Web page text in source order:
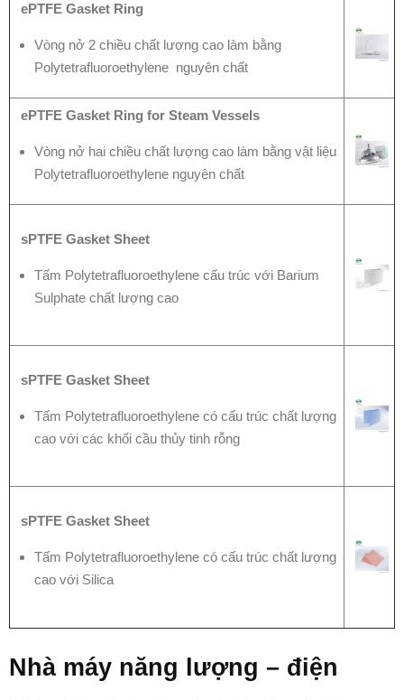
ePTFE Gasket Ring
Vòng nở 2 chiều chất lượng cao làm bằng
Polytetrafluoroethylene nguyên chất
ePTFE Gasket Ring for Steam Vessels
Vòng nở hai chiều chất lượng cao làm bằng vật liệu
Polytetrafluoroethylene nguyên chất
sPTFE Gasket Sheet
Tấm Polytetrafluoroethylene cấu trúc với Barium
Sulphate chất lượng cao
sPTFE Gasket Sheet
Tấm Polytetrafluoroethylene có cấu trúc chất lượng
cao với các khối cầu thủy tinh rỗng
sPTFE Gasket Sheet
Tấm Polytetrafluoroethylene có cấu trúc chất lượng
cao với Silica
Nhà máy năng lượng – điện